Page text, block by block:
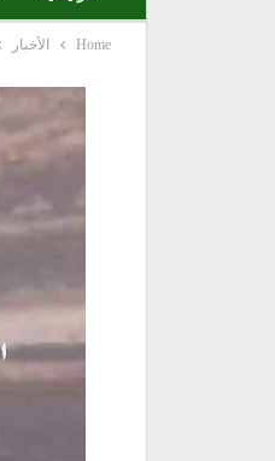
Home الأخبار